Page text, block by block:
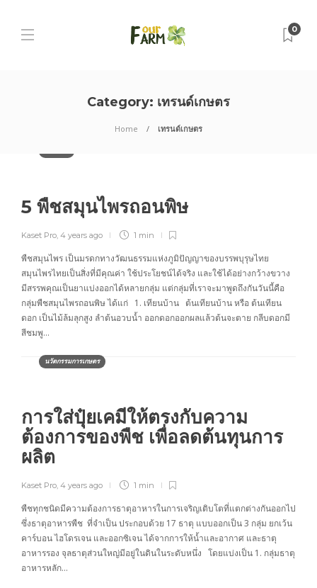
0
Category: เทรนด์เกษตร
Home เทรนด์เกษตร
5 พืชสมุนไพรถอนพิษ
Kaset Pro, 4 years ago 1 min
พืชสมุนไพร เป็นมรดกทางวัฒนธรรมแห่งภูมิปัญญาของบรรพบุรุษไทย
สมุนไพรไทยเป็นสิ่งที่มีคุณค่า ใช้ประโยชน์ได้จริง และใช้ได้อย่างกว้างขวาง
มีสรรพคุณเป็นยาแบ่งออกได้หลายกลุ่ม แต่กลุ่มที่เราจะมาพูดถึงกันวันนี้คือ
กลุ่มพืชสมุนไพรถอนพิษ ได้แก่ 1. เทียนบ้าน ต้นเทียนบ้าน หรือ ต้นเทียน
ดอก เป็นไม้ล้มลุกสูง ลำต้นอวบน้ำ ออกดอกออกผลแล้วต้นจะตาย กลีบดอกมี
สีชมพู…
นวัตกรรมการเกษตร
การใส่ปุ๋ยเคมีให้ตรงกับความ
ต้องการของพืช เพื่อลดต้นทุนการ
ผลิต
Kaset Pro, 4 years ago 1 min
พืชทุกชนิดมีความต้องการธาตุอาหารในการเจริญเติบโตที่แตกต่างกันออกไป
ซึ่งธาตุอาหารพืช ที่จำเป็น ประกอบด้วย 17 ธาตุ แบบออกเป็น 3 กลุ่ม ยกเว้น
คาร์บอน ไฮโดรเจน และออกซิเจน ได้จากการให้น้ำและอากาศ และธาตุ
อาหารรอง จุลธาตุส่วนใหญ่มีอยู่ในดินในระดับหนึ่ง โดยแบ่งเป็น 1. กลุ่มธาตุ
อาหารหลัก…